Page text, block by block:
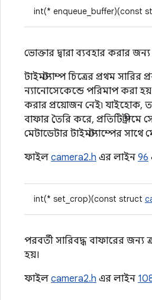
int(* enqueue_buffer)(const
ভোক্তার দ্বারা ব্যবহার করার জন্য
টাইমস্ট্যাম্প চিত্রের প্রথম
ন্যানোসেকেন্ডে পরিমাপ করা
করার প্রয়োজন নেই৷ যাইহোক,
বাফার তৈরি করে, প্রতিটি
মেটাডেটার টাইমস্ট্যাম্পের সাথে
ফাইল camera2.h এর লাইন 96
int(* set_crop)(const struct
পরবর্তী সারিবদ্ধ বাফারের
হয়।
ফাইল camera2.h এর লাইন